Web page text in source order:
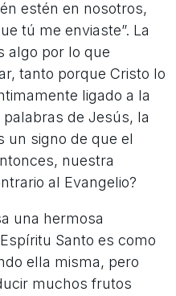
estén en nosotros,
tú me enviaste”. La
algo por lo que
tanto porque Cristo lo
ligado a la
de Jesús, la
un signo de que el
nuestra
al Evangelio?
una hermosa
Santo es como
ella misma, pero
muchos frutos